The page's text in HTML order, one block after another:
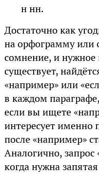
н нн.
Достаточно как
на орфограмму или
сомнение, и нужное
существует,
«например» или
в каждом
если вы ищете
интересует именно
после «например»
Аналогично, запрос
когда нужна